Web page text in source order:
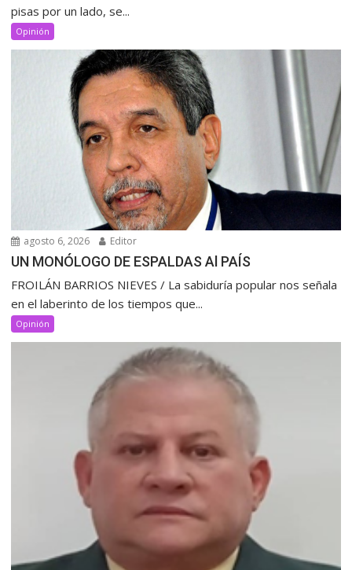
pisas por un lado, se...
Opinión
agosto 6, 2026 Editor
UN MONÓLOGO DE ESPALDAS Al PAÍS
FROILÁN BARRIOS NIEVES / La sabiduría popular nos señala
en el laberinto de los tiempos que...
Opinión